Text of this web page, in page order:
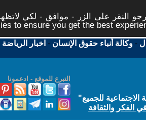
النقر على الزر - موافق - لكي
to ensure you get the best
-وكالة أنباء حقوق الإنسان - اخبار الرياضة
التبرع للموقع - ادعمونا
للجميع"
الفكر والثقافة